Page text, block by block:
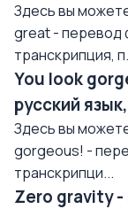
Здесь вы
great - перевод
транскрипция,
You look
русский
Здесь вы
gorgeous! -
транскрипци...
Zero gravity -